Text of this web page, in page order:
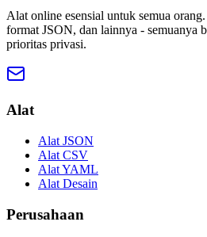
Alat online esensial untuk semua
format JSON, dan lainnya - semuanya
prioritas privasi.
Alat
Alat JSON
Alat CSV
Alat YAML
Alat Desain
Perusahaan